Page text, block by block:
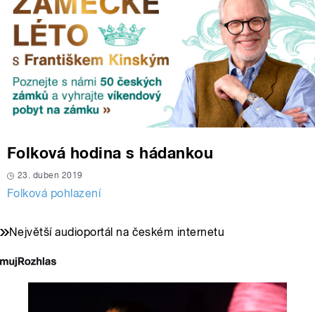
Folková hodina s hádankou
23. duben 2019
Folková pohlazení
Největší audioportál na českém internetu